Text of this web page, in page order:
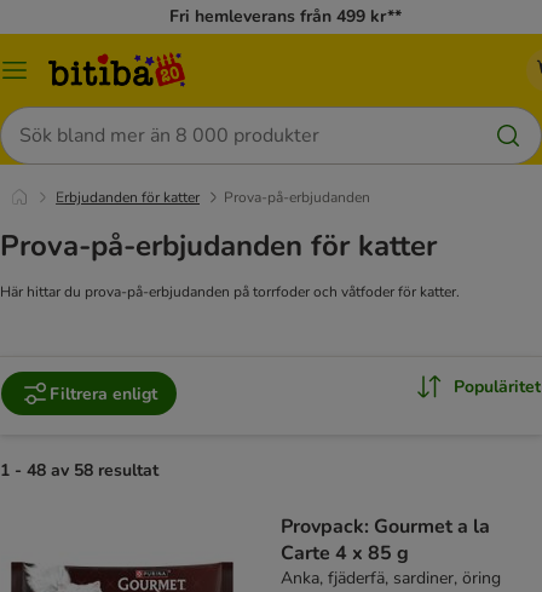
Fri hemleverans från 499 kr**
Meny
Sök
Erbjudanden för katter Prova-på-erbjudanden
Prova-på-erbjudanden för katter
Här hittar du prova-på-erbjudanden på torrfoder och våtfoder för katter.
Filtrera enligt Populäritet
1 - 48 av 58 resultat
Provpack: Gourmet a la
Carte 4 x 85 g
Anka, fjäderfä, sardiner, öring